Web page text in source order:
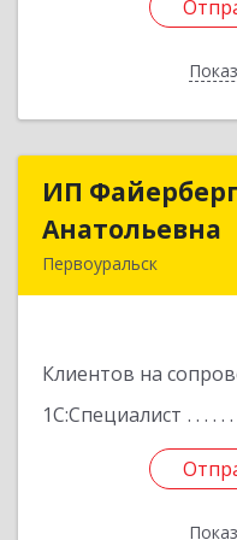
ИП
Анатольевна
Первоуральск
Клиентов на
1С:Специалист
ИП